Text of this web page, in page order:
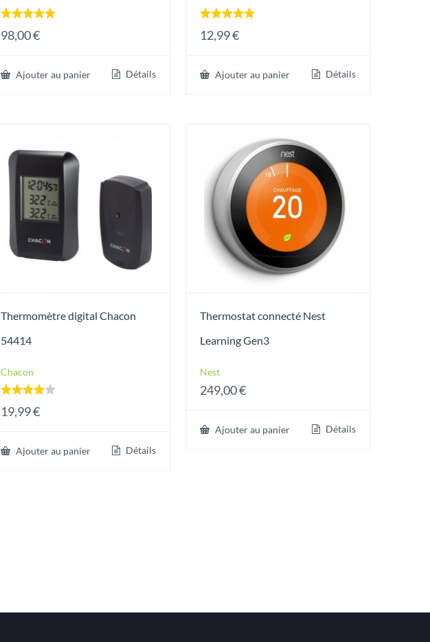
5.00
98,00€
Ajouter au panier Détails
5.00
12,99€
Ajouter au panier Détails
Thermomètre digital Chacon
54414
Chacon
4.00
19,99€
Ajouter au panier Détails
Thermostat connecté Nest
Learning Gen3
Nest
249,00€
Ajouter au panier Détails